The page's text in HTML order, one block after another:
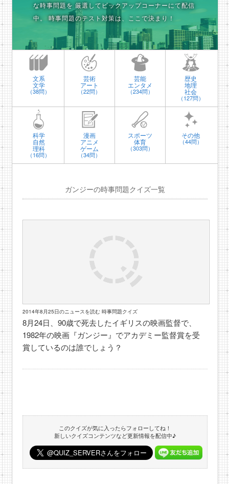
な時事問題を 厳選してピックアップコーナーにて配信
中。
時事問題のテスト対策は、ここで決まり！
文系
文学
（38問）
芸術
アート
（22問）
芸能
エンタメ
（234問）
歴史
地理
社会
（127問）
科学
自然
理科
（16問）
漫画
アニメ
ゲーム
（34問）
スポーツ
体育
（303問）
その他
（44問）
ガンジーの時事問題クイズ一覧
2014年8月25日のニュースを読む 時事問題クイズ
8月24日、90歳で死去したイギリスの映画監督で、
1982年の映画『ガンジー』でアカデミー監督賞を受
賞しているのは誰でしょう？
このクイズが気に入ったらフォローしてね！
新しいクイズコンテンツなど更新情報を配信中♪